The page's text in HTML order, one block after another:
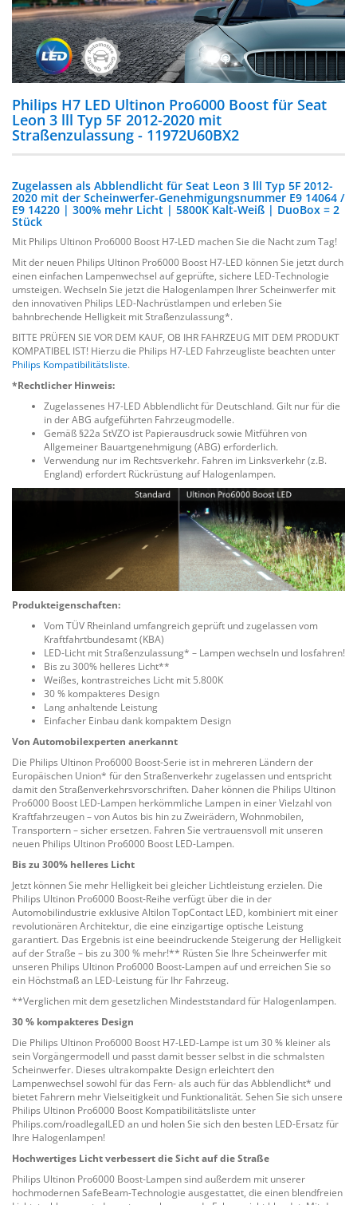
Philips H7 LED Ultinon Pro6000 Boost für Seat
Leon 3 lll Typ 5F 2012-2020 mit
Straßenzulassung - 11972U60BX2
Zugelassen als Abblendlicht für Seat Leon 3 lll Typ 5F 2012-
2020 mit der Scheinwerfer-Genehmigungsnummer E9 14064 /
E9 14220 | 300% mehr Licht | 5800K Kalt-Weiß | DuoBox = 2
Stück
Mit Philips Ultinon Pro6000 Boost H7-LED machen Sie die Nacht zum Tag!
Mit der neuen Philips Ultinon Pro6000 Boost H7-LED können Sie jetzt durch
einen einfachen Lampenwechsel auf geprüfte, sichere LED-Technologie
umsteigen. Wechseln Sie jetzt die Halogenlampen Ihrer Scheinwerfer mit
den innovativen Philips LED-Nachrüstlampen und erleben Sie
bahnbrechende Helligkeit mit Straßenzulassung*.
BITTE PRÜFEN SIE VOR DEM KAUF, OB IHR FAHRZEUG MIT DEM PRODUKT
KOMPATIBEL IST! Hierzu die Philips H7-LED Fahrzeugliste beachten unter
Philips Kompatibilitätsliste.
*Rechtlicher Hinweis:
Zugelassenes H7-LED Abblendlicht für Deutschland. Gilt nur für die
in der ABG aufgeführten Fahrzeugmodelle.
Gemäß §22a StVZO ist Papierausdruck sowie Mitführen von
Allgemeiner Bauartgenehmigung (ABG) erforderlich.
Verwendung nur im Rechtsverkehr. Fahren im Linksverkehr (z.B.
England) erfordert Rückrüstung auf Halogenlampen.
Produkteigenschaften:
Vom TÜV Rheinland umfangreich geprüft und zugelassen vom
Kraftfahrtbundesamt (KBA)
LED-Licht mit Straßenzulassung* – Lampen wechseln und losfahren!
Bis zu 300% helleres Licht**
Weißes, kontrastreiches Licht mit 5.800K
30 % kompakteres Design
Lang anhaltende Leistung
Einfacher Einbau dank kompaktem Design
Von Automobilexperten anerkannt
Die Philips Ultinon Pro6000 Boost-Serie ist in mehreren Ländern der
Europäischen Union* für den Straßenverkehr zugelassen und entspricht
damit den Straßenverkehrsvorschriften. Daher können die Philips Ultinon
Pro6000 Boost LED-Lampen herkömmliche Lampen in einer Vielzahl von
Kraftfahrzeugen – von Autos bis hin zu Zweirädern, Wohnmobilen,
Transportern – sicher ersetzen. Fahren Sie vertrauensvoll mit unseren
neuen Philips Ultinon Pro6000 Boost LED-Lampen.
Bis zu 300% helleres Licht
Jetzt können Sie mehr Helligkeit bei gleicher Lichtleistung erzielen. Die
Philips Ultinon Pro6000 Boost-Reihe verfügt über die in der
Automobilindustrie exklusive Altilon TopContact LED, kombiniert mit einer
revolutionären Architektur, die eine einzigartige optische Leistung
garantiert. Das Ergebnis ist eine beeindruckende Steigerung der Helligkeit
auf der Straße – bis zu 300 % mehr!** Rüsten Sie Ihre Scheinwerfer mit
unseren Philips Ultinon Pro6000 Boost-Lampen auf und erreichen Sie so
ein Höchstmaß an LED-Leistung für Ihr Fahrzeug.
**Verglichen mit dem gesetzlichen Mindeststandard für Halogenlampen.
30 % kompakteres Design
Die Philips Ultinon Pro6000 Boost H7-LED-Lampe ist um 30 % kleiner als
sein Vorgängermodell und passt damit besser selbst in die schmalsten
Scheinwerfer. Dieses ultrakompakte Design erleichtert den
Lampenwechsel sowohl für das Fern- als auch für das Abblendlicht* und
bietet Fahrern mehr Vielseitigkeit und Funktionalität. Sehen Sie sich unsere
Philips Ultinon Pro6000 Boost Kompatibilitätsliste unter
Philips.com/roadlegalLED an und holen Sie sich den besten LED-Ersatz für
Ihre Halogenlampen!
Hochwertiges Licht verbessert die Sicht auf die Straße
Philips Ultinon Pro6000 Boost-Lampen sind außerdem mit unserer
hochmodernen SafeBeam-Technologie ausgestattet, die einen blendfreien